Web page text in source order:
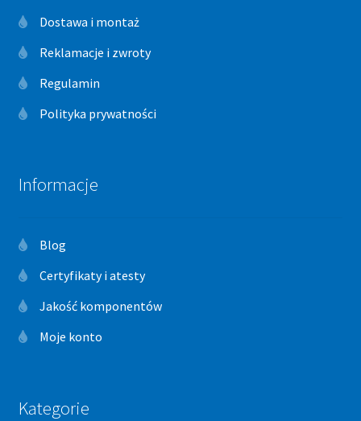
Dostawa i montaż
Reklamacje i zwroty
Regulamin
Polityka prywatności
Informacje
Blog
Certyfikaty i atesty
Jakość komponentów
Moje konto
Kategorie